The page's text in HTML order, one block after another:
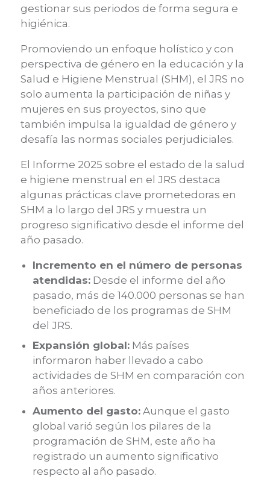
gestionar sus periodos de forma segura e
higiénica.
Promoviendo un enfoque holístico y con
perspectiva de género en la educación y la
Salud e Higiene Menstrual (SHM), el JRS no
solo aumenta la participación de niñas y
mujeres en sus proyectos, sino que
también impulsa la igualdad de género y
desafía las normas sociales perjudiciales.
El Informe 2025 sobre el estado de la salud
e higiene menstrual en el JRS destaca
algunas prácticas clave prometedoras en
SHM a lo largo del JRS y muestra un
progreso significativo desde el informe del
año pasado.
Incremento en el número de personas
atendidas: Desde el informe del año
pasado, más de 140.000 personas se han
beneficiado de los programas de SHM
del JRS.
Expansión global: Más países
informaron haber llevado a cabo
actividades de SHM en comparación con
años anteriores.
Aumento del gasto: Aunque el gasto
global varió según los pilares de la
programación de SHM, este año ha
registrado un aumento significativo
respecto al año pasado.